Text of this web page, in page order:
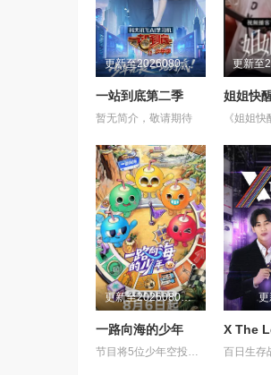
更新至20260807第1期
一站到底第二季
暂无简介，敬请期待
姐姐快
更新至20260806期
一路向海的少年 X The